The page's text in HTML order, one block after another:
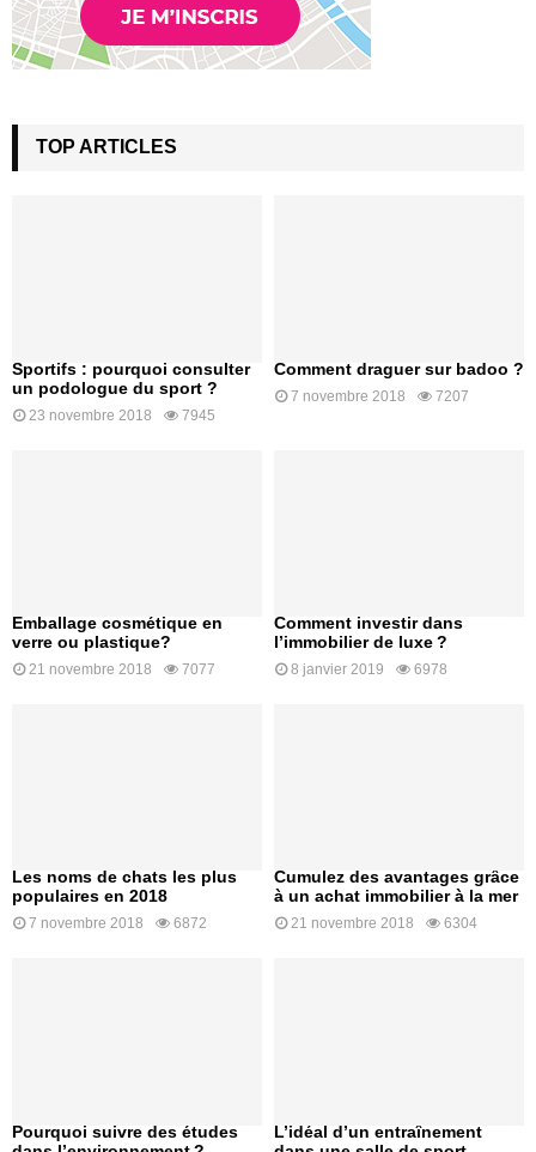
TOP ARTICLES
Sportifs : pourquoi consulter
un podologue du sport ?
23 novembre 2018 7945
Comment draguer sur badoo ?
7 novembre 2018 7207
Emballage cosmétique en
verre ou plastique?
21 novembre 2018 7077
Comment investir dans
l’immobilier de luxe ?
8 janvier 2019 6978
Les noms de chats les plus
populaires en 2018
7 novembre 2018 6872
Cumulez des avantages grâce
à un achat immobilier à la mer
21 novembre 2018 6304
Pourquoi suivre des études
L’idéal d’un entraînement